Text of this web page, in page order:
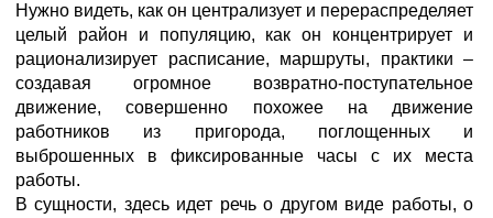
Нужно видеть, как он централизует и перераспределяет
целый район и популяцию, как он концентрирует и
рационализирует расписание, маршруты, практики –
создавая огромное возвратно-поступательное
движение, совершенно похожее на движение
работников из пригорода, поглощенных и
выброшенных в фиксированные часы с их места
работы.
В сущности, здесь идет речь о другом виде работы, о